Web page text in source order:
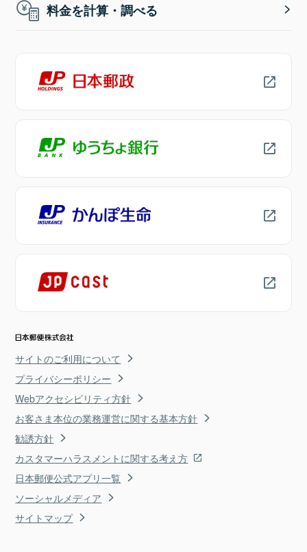
料金を計算・調べる
サイトのご利用について
プライバシーポリシー
Webアクセシビリティ方針
お客さま本位の業務運営に関する基本方針
勧誘方針
カスタマーハラスメントに関する考え方
日本郵便公式アプリ一覧
ソーシャルメディア
サイトマップ